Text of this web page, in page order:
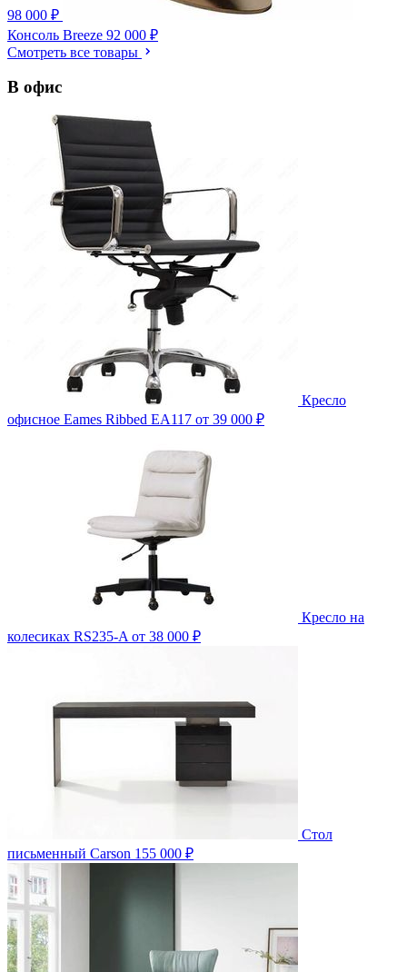
98 000 ₽
Консоль Breeze 92 000 ₽
Смотреть все товары
В офис
Кресло
офисное Eames Ribbed EA117 от 39 000 ₽
Кресло на
колесиках RS235-A от 38 000 ₽
Стол
письменный Carson 155 000 ₽